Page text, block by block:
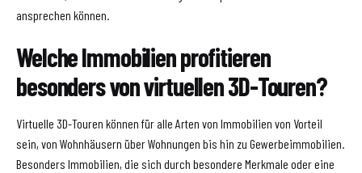
ansprechen können.
Welche Immobilien profitieren
besonders von virtuellen 3D-Touren?
Virtuelle 3D-Touren können für alle Arten von Immobilien von Vorteil
sein, von Wohnhäusern über Wohnungen bis hin zu Gewerbeimmobilien.
Besonders Immobilien, die sich durch besondere Merkmale oder eine